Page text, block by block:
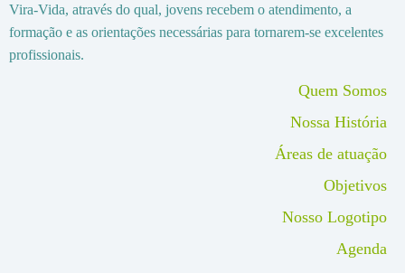
Vira-Vida, através do qual, jovens recebem o atendimento, a
formação e as orientações necessárias para tornarem-se excelentes
profissionais.
. En france prix.
. Des bons plans toute
. Acheter medicament en ligne.
Quem Somos
Nossa História
Áreas de atuação
Objetivos
Nosso Logotipo
Agenda